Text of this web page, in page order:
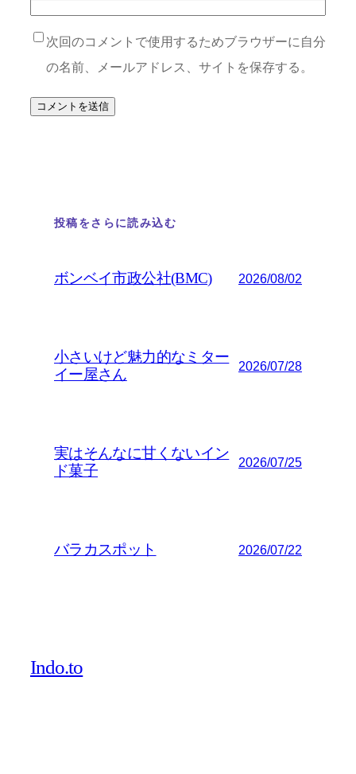
次回のコメントで使用するためブラウザーに自分
の名前、メールアドレス、サイトを保存する。
投稿をさらに読み込む
ボンベイ市政公社(BMC) 2026/08/02
小さいけど魅力的なミター
イー屋さん
2026/07/28
実はそんなに甘くないイン
ド菓子
2026/07/25
バラカスポット 2026/07/22
Indo.to